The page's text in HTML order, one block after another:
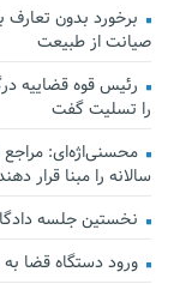
برخورد بدون
صیانت از طبیعت
رئیس قوه قضاییه
را تسلیت گفت
محسنی‌اژه‌ای:
سالانه را مبنا قرار
نخستین جلسه
ورود دستگاه قضا